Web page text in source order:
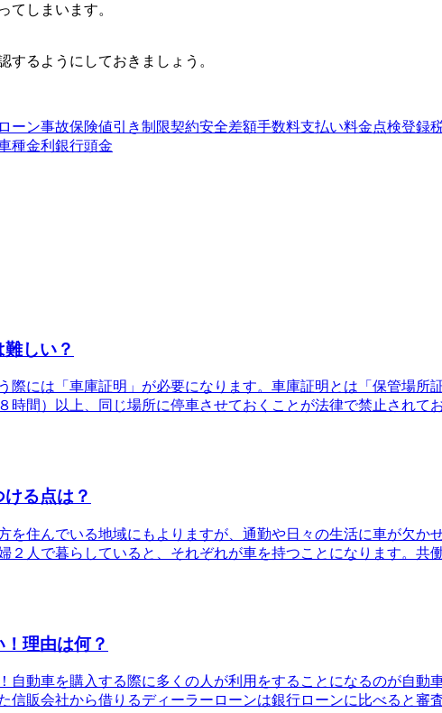
てしまいます。
るようにしておきましょう。
ローン事故保険値引き制限契約安全差額手数料支払い料金点検登録
種金利 銀行頭金
しい？
際には「車庫証明」が必要になります。車庫証明とは「保管場所
時間）以上、同じ場所に停車させておくことが法律で禁止されて
る点は？
を住んでいる地域にもよりますが、通勤や日々の生活に車が欠か
２人で暮らしていると、それぞれが車を持つことになります。共
理由は何？
自動車を購入する際に多くの人が利用をすることになるのが自動
信販会社から借りるディーラーローンは銀行ローンに比べると審